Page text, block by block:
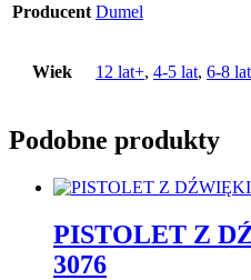
Producent Dumel
Wiek 12 lat+, 4-5 lat, 6-8 lat
Podobne produkty
PISTOLET Z
3076